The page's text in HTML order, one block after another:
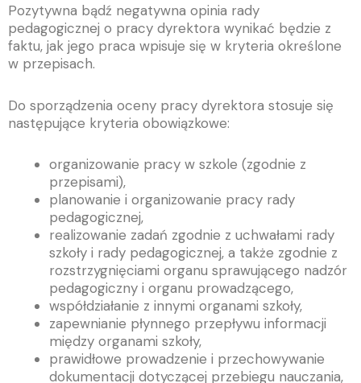
Pozytywna bądź negatywna opinia rady
pedagogicznej o pracy dyrektora wynikać będzie z
faktu, jak jego praca wpisuje się w kryteria określone
w przepisach.
Do sporządzenia oceny pracy dyrektora stosuje się
następujące kryteria obowiązkowe:
organizowanie pracy w szkole (zgodnie z
przepisami),
planowanie i organizowanie pracy rady
pedagogicznej,
realizowanie zadań zgodnie z uchwałami rady
szkoły i rady pedagogicznej, a także zgodnie z
rozstrzygnięciami organu sprawującego nadzór
pedagogiczny i organu prowadzącego,
współdziałanie z innymi organami szkoły,
zapewnianie płynnego przepływu informacji
między organami szkoły,
prawidłowe prowadzenie i przechowywanie
dokumentacji dotyczącej przebiegu nauczania,